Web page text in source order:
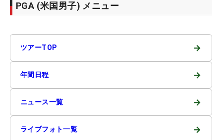
PGA (米国男子) メニュー
ツアーTOP →
年間日程 →
ニュース一覧 →
ライブフォト一覧 →